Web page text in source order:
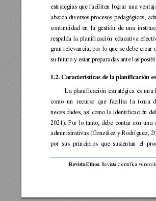
Revista Ethos. Revista científica
estrategias que faciliten lograr una vent
abarca diversos procesos pedagógicos,
continuidad en la gestión de una
respalda la planifi cación educativa
gran relevancia, por lo que se debe crear
su futuro y estar preparadas ante las
1.2. Características de la planificación
La planificación estratégica es una
como un recurso que facilita la toma
necesidades, así como la identificación
2021). Por lo tanto, debe contar con una
administrativas (González y Rodríguez,
por sus principios que sustentan el